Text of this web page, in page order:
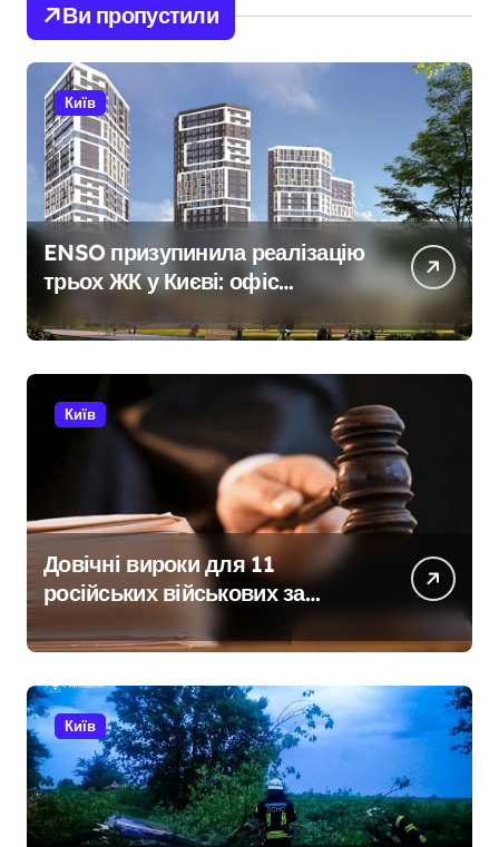
Ви пропустили
Київ
ENSO призупинила реалізацію
трьох ЖК у Києві: офіс
керівник покинув місто
Київ
Довічні вироки для 11
російських військових за
Київщині
Київ